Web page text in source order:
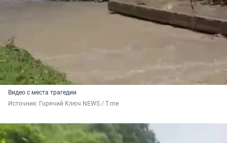
Видео с места трагедии
Источник: Горячий Ключ NEWS / T.me